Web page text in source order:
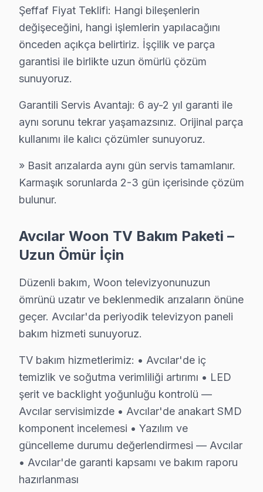
Avcılar'de Profesyonel Garanti: Avcılar servisimizde
Woon Marka Eğitimi: bu TV yetkili hizmet
Avcılar Referansları: Avcılar sakinlerinin tercih ettiği
Bizi bir kez deneyin, farkı görün. 0850 811 14 36
Uzman Woon Teknisyen Ekibimiz
Avcılar Woon Hizmet'in başarısı, Avcılar ekibimizin
Avcılar teknisyenlerimiz Woon tarafından resmi eğitim
• Avcılar'de BGA ve SMD Lehimleme Uzmanlığı
Avcılar servisimizde mikro-elektronik konusunda
Tizen, WebOS, Android ekran, VIDAA — tüm akıllı
• Avcılar'de Sürekli Eğitim Programları
Yazılım güncellemesinden chip-level tamire kadar
» Ekibimiz, her servis işlemini sanatsal bir titizlikle
Avcılar'de televizyon servis ihtiyacınız için, güvenilir
Avcılar Woon uzman ekibimiz, Avcılar bölge
Avcılar'de Woon servis talebiniz için bizi
Avcılar'de Woon teknik destek hizmetimiz TV
Avcılar Woon servis ekibi olarak, Avcılar'de Woon
Fabrika Servis Woon Saha Deneyimi: Avcılar
Saha gözlemlerimiz — Avcılar özelinde Woon verileri:
Şeffaf Fiyat Teklifi: Hangi bileşenlerin
değişeceğini, hangi işlemlerin yapılacağını
önceden açıkça belirtiriz. İşçilik ve parça
garantisi ile birlikte uzun ömürlü çözüm
sunuyoruz.
Garantili Servis Avantajı: 6 ay-2 yıl garanti ile
aynı sorunu tekrar yaşamazsınız. Orijinal parça
kullanımı ile kalıcı çözümler sunuyoruz.
» Basit arızalarda aynı gün servis tamamlanır.
Karmaşık sorunlarda 2-3 gün içerisinde çözüm
bulunur.
Avcılar Woon TV Bakım Paketi –
Uzun Ömür İçin
Düzenli bakım, Woon televizyonunuzun
ömrünü uzatır ve beklenmedik arızaların önüne
geçer. Avcılar'da periyodik televizyon paneli
bakım hizmeti sunuyoruz.
TV bakım hizmetlerimiz: • Avcılar'de iç
temizlik ve soğutma verimliliği artırımı • LED
şerit ve backlight yoğunluğu kontrolü —
Avcılar servisimizde • Avcılar'de anakart SMD
komponent incelemesi • Yazılım ve
güncelleme durumu değerlendirmesi — Avcılar
• Avcılar'de garanti kapsamı ve bakım raporu
hazırlanması